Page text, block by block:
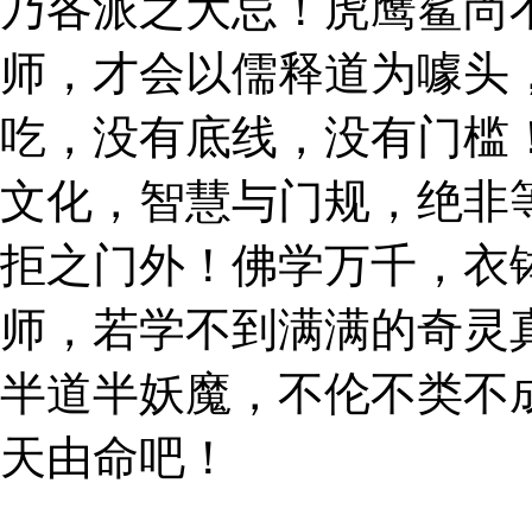
师，才会以儒释道为噱
吃，没有底线，没有门槛
文化，智慧与门规，绝非
拒之门外！佛学万千，衣
师，若学不到满满的奇
半道半妖魔，不伦不类不
天由命吧！